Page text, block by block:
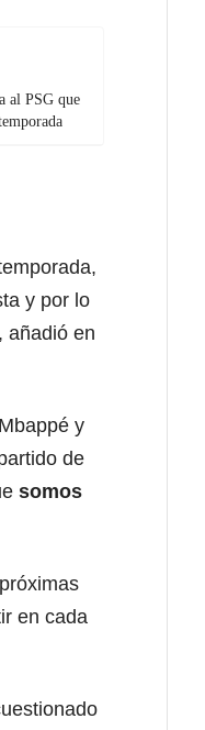
al PSG que
y por lo
, añadió en
y
de
somos
en cada